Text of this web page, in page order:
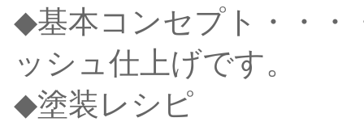
◆基本コンセプト・・・
ッシュ仕上げです。
◆塗装レシピ